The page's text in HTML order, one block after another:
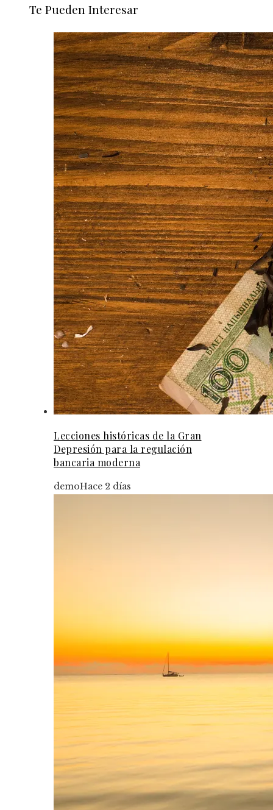
Te Pueden Interesar
Lecciones históricas de la Gran
Depresión para la regulación
bancaria moderna
demoHace 2 días